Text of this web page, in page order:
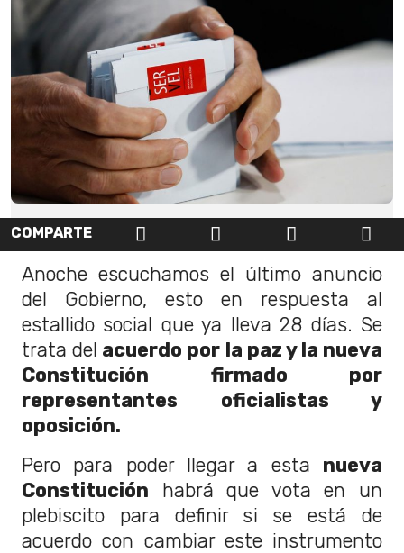
COMPARTE
Anoche escuchamos el último anuncio
del Gobierno, esto en respuesta al
estallido social que ya lleva 28 días. Se
trata del acuerdo por la paz y la nueva
Constitución
firmado por
representantes oficialistas y
oposición.
Pero para poder llegar a esta nueva
Constitución habrá que vota en un
plebiscito para definir si se está de
acuerdo con cambiar este instrumento